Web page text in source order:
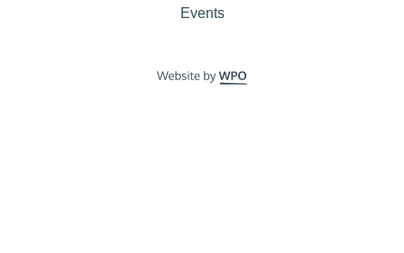
Events